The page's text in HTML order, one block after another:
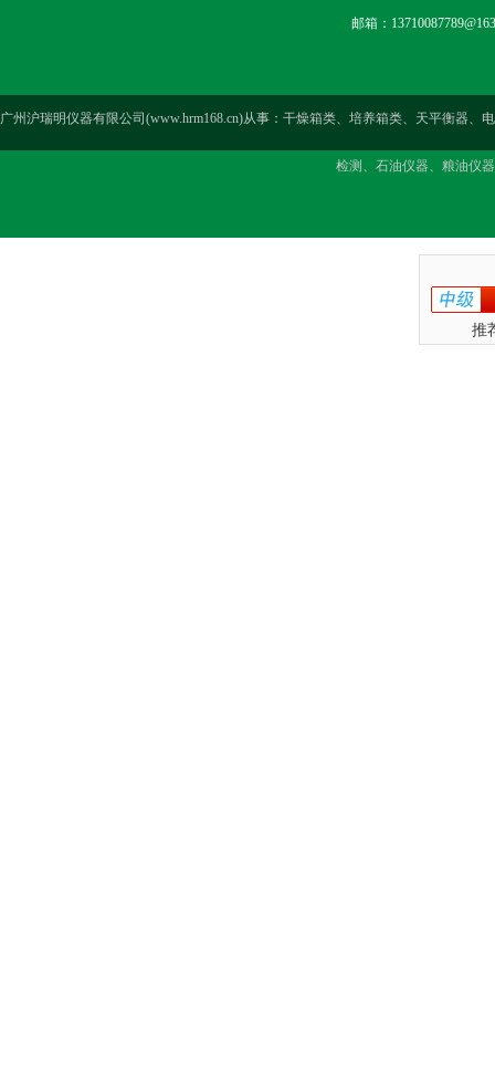
邮箱：
广州沪瑞明仪器有限公司(www.hrm168.cn)从事：干燥箱类、培养箱类、天平衡器
检测、石油仪器、粮油仪
推